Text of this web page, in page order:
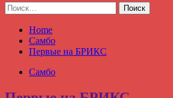
Найти:
Home
Самбо
Первые на БРИКС
Самбо